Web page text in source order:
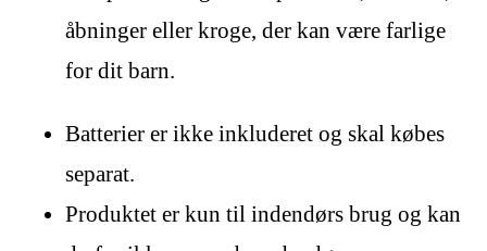
åbninger eller kroge, der kan være farlige
for dit barn.
Batterier er ikke inkluderet og skal købes
separat.
Produktet er kun til indendørs brug og kan